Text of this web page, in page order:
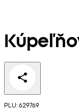
PLU: 629769